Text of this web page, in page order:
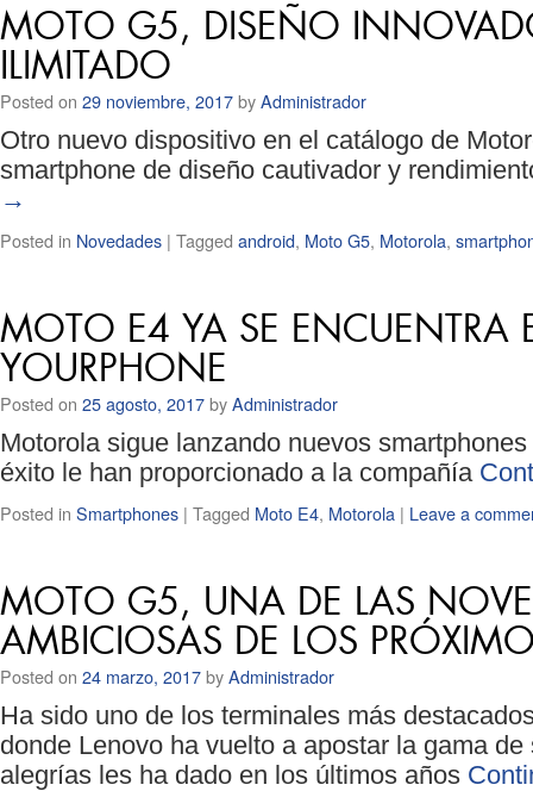
MOTO G5, DISEÑO
ILIMITADO
Posted on 29 noviembre, 2017byAdministrador
Otro nuevo dispositivo en el catálogo de
smartphone de diseño cautivador y
→
Posted in Novedades | Tagged android, Moto G5, Motorola,
MOTO E4 YA SE ENCUENTRA
YOURPHONE
Posted on 25 agosto, 2017byAdministrador
Motorola sigue lanzando nuevos
éxito le han proporcionado a la compañía
Posted in Smartphones | Tagged Moto E4, Motorola | Leave a
MOTO G5, UNA DE LAS
AMBICIOSAS DE LOS
Posted on 24 marzo, 2017byAdministrador
Ha sido uno de los terminales más
donde Lenovo ha vuelto a apostar la gama
alegrías les ha dado en los últimos años